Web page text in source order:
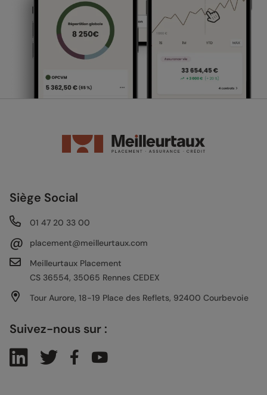
Siège Social
01 47 20 33 00
@
placement@meilleurtaux.com
Meilleurtaux Placement
CS 36554, 35065 Rennes CEDEX
Tour Aurore, 18-19 Place des Reflets, 92400 Courbevoie
Suivez-nous sur :